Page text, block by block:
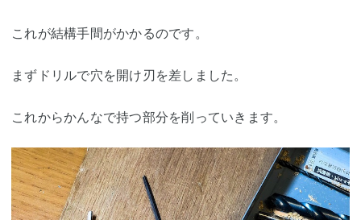
これが結構手間がかかるのです。
まずドリルで穴を開け刃を差しました。
これからかんなで持つ部分を削っていきます。